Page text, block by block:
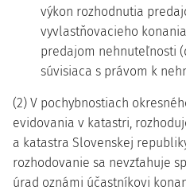
výkon rozhodnutia
vyvlastňovacieho
predajom nehnuteľnosti
súvisiaca s právom k
(2) V pochybnostiach
evidovania v katastri,
a katastra Slovenskej
rozhodovanie sa nevzťahuje
úrad oznámi účastníkovi